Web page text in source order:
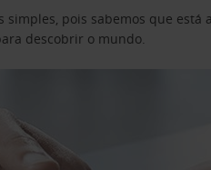
pois sabemos que
descobrir o mundo.